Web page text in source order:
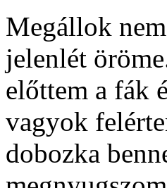
Megállok
jelenlét
előttem a fák
vagyok
dobozka